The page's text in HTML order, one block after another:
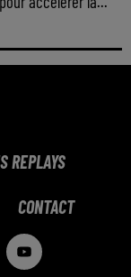
REPLAYS
CONTACT